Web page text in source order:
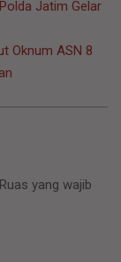
Jatim Gelar
Oknum ASN 8
Ruas yang wajib